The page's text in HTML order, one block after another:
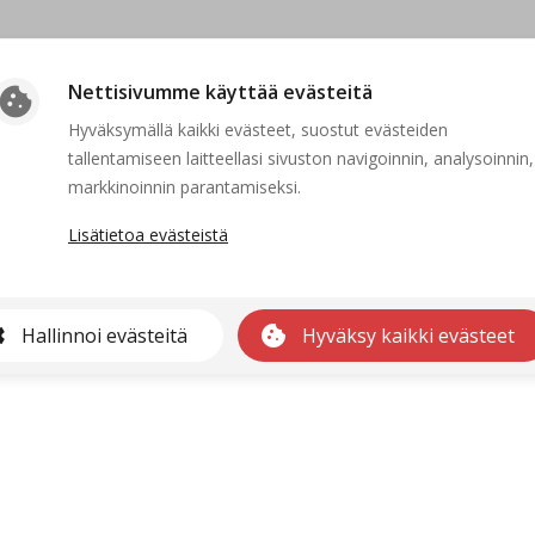
Suljettu
ei voida näyttää, koska sen hakuaika ei ole voimassa tai se on
cookie Nettisivumme käyttää evästeitä
Hyväksymällä kaikki evästeet, suostut evästeiden
tallentamiseen laitteellasi sivuston navigoinnin, analysoinnin,
markkinoinnin parantamiseksi.
Lisätietoa evästeistä
Hallinnoi evästeitä cookie Hyväksy kaikki evästeet